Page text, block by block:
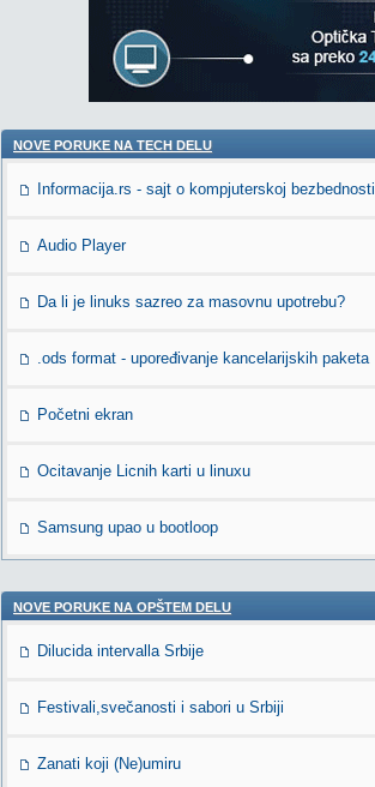
NOVE PORUKE NA TECH DELU
Informacija.rs - sajt o kompjuterskoj bezbednosti
Audio Player
Da li je linuks sazreo za masovnu upotrebu?
.ods format - upoređivanje kancelarijskih paketa
Početni ekran
Ocitavanje Licnih karti u linuxu
Samsung upao u bootloop
NOVE PORUKE NA OPŠTEM DELU
Dilucida intervalla Srbije
Festivali,svečanosti i sabori u Srbiji
Zanati koji (Ne)umiru